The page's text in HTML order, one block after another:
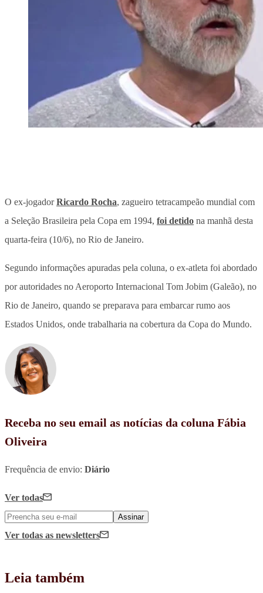
O ex-jogadorRicardo Rocha, zagueiro tetracampeão mundial com
a Seleção Brasileira pela Copa em 1994, foi detido na manhã desta
quarta-feira (10/6), no Rio de Janeiro.
Segundo informações apuradas pela coluna, o ex-atleta foi abordado
por autoridades no Aeroporto Internacional Tom Jobim (Galeão), no
Rio de Janeiro, quando se preparava para embarcar rumo aos
Estados Unidos, onde trabalharia na cobertura da Copa do Mundo.
Receba no seu email as notícias da coluna Fábia
Oliveira
Frequência de envio: Diário
Ver todas
Assinar
Ver todas as newsletters
Leia também